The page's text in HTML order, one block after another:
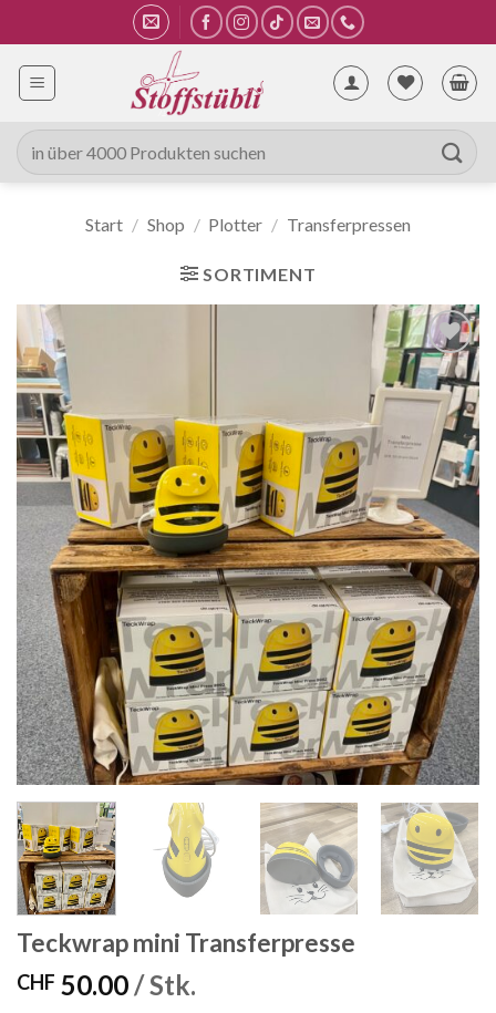
Inhalt
springen
Suche
nach:
Start / Shop / Plotter / Transferpressen
SORTIMENT
Teckwrap mini Transferpresse
CHF 50.00 / Stk.